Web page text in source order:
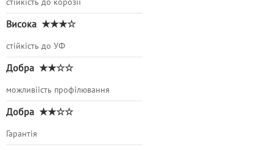
стійкість до корозії
Висока ★★★☆
стійкість до УФ
Добра ★★☆☆
можливіість профілювання
Добра ★★☆☆
Гарантія